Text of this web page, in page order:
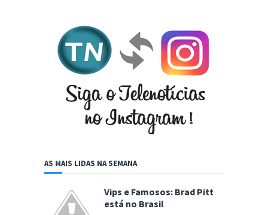
AS MAIS LIDAS NA SEMANA
Vips e Famosos: Brad Pitt
está no Brasil